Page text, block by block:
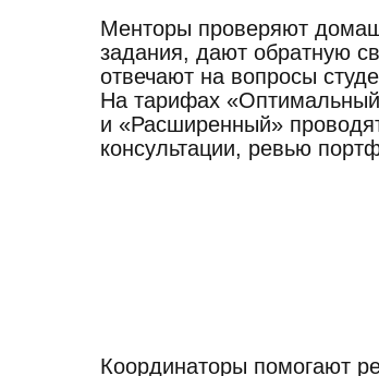
Менторы проверяют
задания, дают обратную
отвечают на вопросы
На тарифах
и «Расширенный»
консультации, ревью
Координаторы помогают